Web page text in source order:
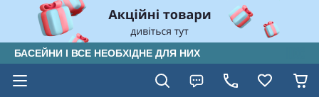
БАСЕЙНИ І ВСЕ НЕОБХІДНЕ ДЛЯ НИХ